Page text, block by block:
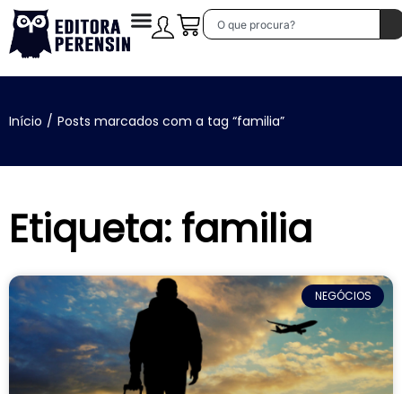
Início / Posts marcados com a tag “familia”
Etiqueta: familia
NEGÓCIOS